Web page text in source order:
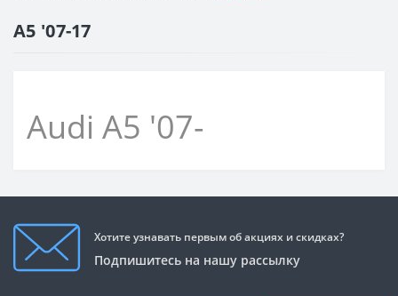
A5 '07-17
Audi A5 '07-
Хотите узнавать первым об акциях и скидках?
Подпишитесь на нашу рассылку